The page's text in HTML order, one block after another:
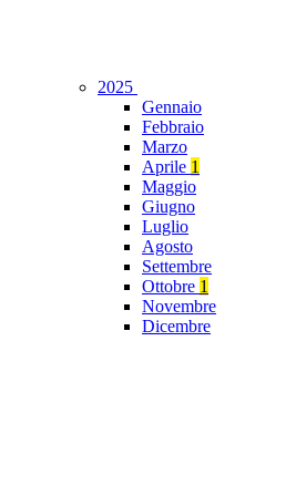
2025
Gennaio
Febbraio
Marzo
Aprile 1
Maggio
Giugno
Luglio
Agosto
Settembre
Ottobre 1
Novembre
Dicembre